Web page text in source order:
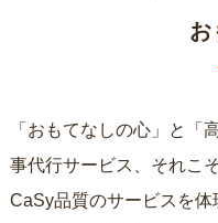
お
「おもてなしの心」と「
事代行サービス、それこ
CaSy品質のサービスを